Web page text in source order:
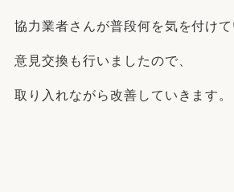
協力業者さんが普段何を気を付けて
意見交換も行いましたので、
取り入れながら改善していきます。